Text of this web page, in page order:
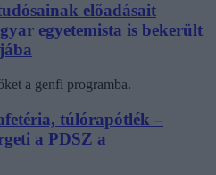
előadásait
egyetemista is bekerült
a genfi programba.
túlórapótlék –
a PDSZ a